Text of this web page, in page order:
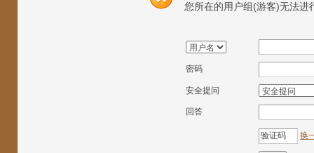
您所在的用户组(游客)无法进
密码
安全提问
回答
换